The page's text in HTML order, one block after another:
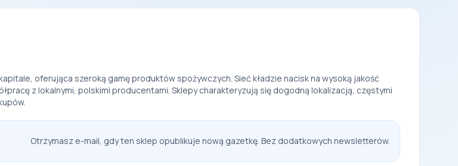
oferująca szeroką gamę produktów spożywczych. Sieć kładzie nacisk na wysoką jakość
z lokalnymi, polskimi producentami. Sklepy charakteryzują się dogodną lokalizacją, częstymi
Otrzymasz e-mail, gdy ten sklep opublikuje nową gazetkę. Bez dodatkowych newsletterów.